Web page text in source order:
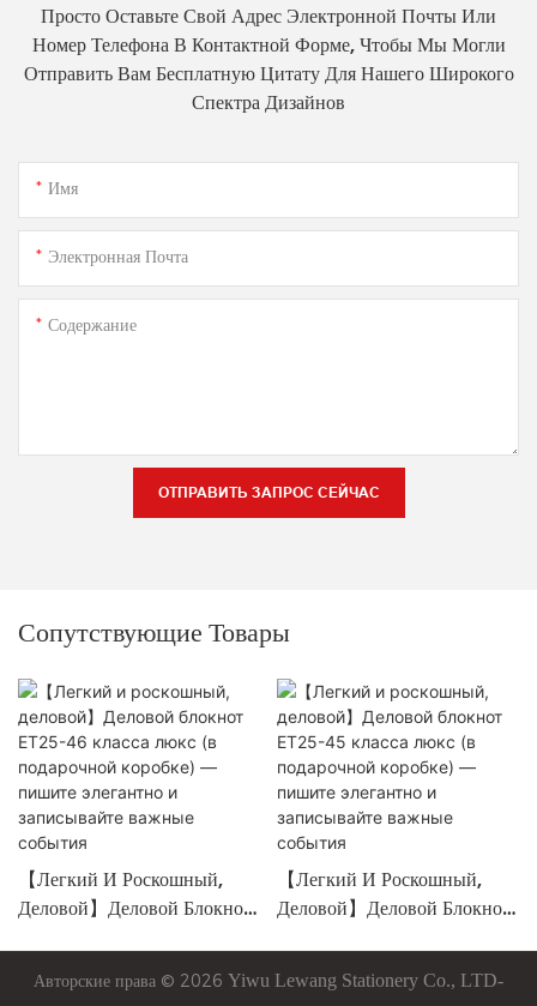
Просто Оставьте Свой Адрес Электронной Почты Или
Номер Телефона В Контактной Форме, Чтобы Мы Могли
Отправить Вам Бесплатную Цитату Для Нашего Широкого
Спектра Дизайнов
Имя
Электронная Почта
Содержание
ОТПРАВИТЬ ЗАПРОС СЕЙЧАС
Сопутствующие Товары
【Легкий И Роскошный,
Деловой】Деловой Блокнот
Пишите Элегантно И
【Легкий И Роскошный,
Деловой】Деловой Блокнот
Пишите Элегантно И
Авторские права © 2026 Yiwu Lewang Stationery Co., LTD-